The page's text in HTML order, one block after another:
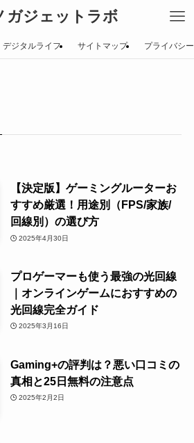
ガジェットラボ
デジタルライフ サイトマップ プライバシ
【決定版】ゲーミングルーターお
すすめ厳選！用途別（FPS/家族/
回線別）の選び方
2025年4月30日
プロゲーマーも使う最強の光回線
｜オンラインゲームにおすすめの
光回線完全ガイド
2025年3月16日
Gaming+の評判は？悪い口コミの
真相と25日無料の注意点
2025年2月2日